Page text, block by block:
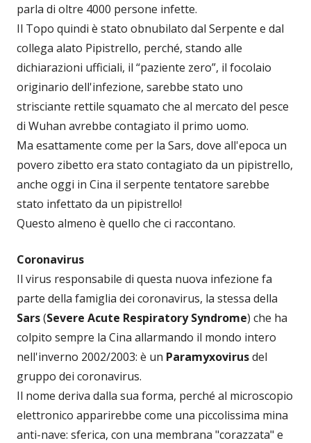
parla di oltre 4000 persone infette.
Il Topo quindi è stato obnubilato dal Serpente e dal
collega alato Pipistrello, perché, stando alle
dichiarazioni ufficiali, il “paziente zero”, il focolaio
originario dell'infezione, sarebbe stato uno
strisciante rettile squamato che al mercato del pesce
di Wuhan avrebbe contagiato il primo uomo.
Ma esattamente come per la Sars, dove all'epoca un
povero zibetto era stato contagiato da un pipistrello,
anche oggi in Cina il serpente tentatore sarebbe
stato infettato da un pipistrello!
Questo almeno è quello che ci raccontano.
Coronavirus
Il virus responsabile di questa nuova infezione fa
parte della famiglia dei coronavirus, la stessa della
Sars(Severe Acute Respiratory Syndrome) che ha
colpito sempre la Cina allarmando il mondo intero
nell'inverno 2002/2003: è un Paramyxovirusdel
gruppo dei coronavirus.
Il nome deriva dalla sua forma, perché al microscopio
elettronico apparirebbe come una piccolissima mina
anti-nave: sferica, con una membrana "corazzata" e